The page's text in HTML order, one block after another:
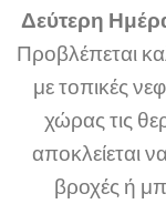
Δεύτερη
Προβλέπεται
με τοπικές
χώρας τις
αποκλείεται
βροχές ή